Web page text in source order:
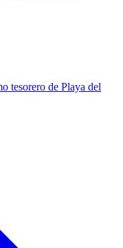
tesorero de Playa del